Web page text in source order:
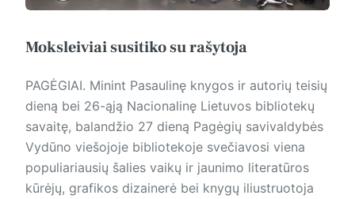
Moksleiviai susitiko su rašytoja
PAGĖGIAI. Minint Pasaulinę knygos ir autorių teisių
dieną bei 26-ąją Nacionalinę Lietuvos bibliotekų
savaitę, balandžio 27 dieną Pagėgių savivaldybės
Vydūno viešojoje bibliotekoje svečiavosi vie­na
populiariausių šalies vaikų ir jaunimo literatūros
kūrėjų, grafikos dizainerė bei knygų iliustruotoja